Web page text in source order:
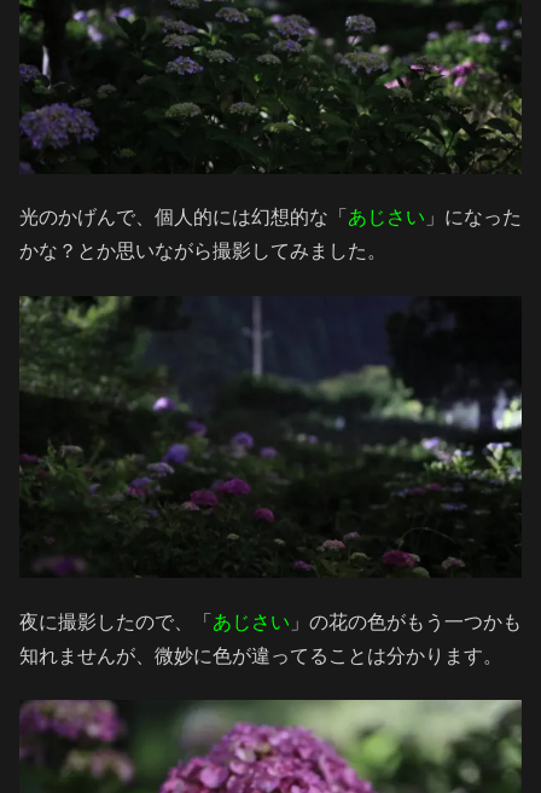
光のかげんで、個人的には幻想的な「 あじさい 」になった
かな？とか思いながら撮影してみました。
夜に撮影したので、「 あじさい 」の花の色がもう一つかも
知れませんが、微妙に色が違ってることは分かります。